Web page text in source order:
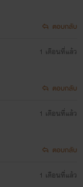
ตอบกลับ
1 เดือนที่แล้ว
ตอบกลับ
1 เดือนที่แล้ว
ตอบกลับ
1 เดือนที่แล้ว